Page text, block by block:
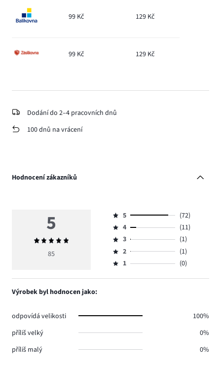
99 Kč 129 Kč
99 Kč 129 Kč
Dodání do 2–4 pracovních dnů
100 dnů na vrácení
Hodnocení zákazníků
5
Průměrné
hodnocení
85
Hodnocení
5,
počet
hlasů
72.
5
(72)
Hodnocení
4,
počet
hlasů
4
(11)
Hodnocení
3,
počet
3
(1)
Hodnocení
2,
2
(1)
Hodnocení
1,
1 (0)
Výrobek byl hodnocen jako:
odpovídá velikosti
100%
příliš velký
0%
příliš malý
0%